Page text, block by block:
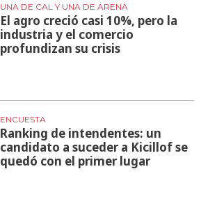
UNA DE CAL Y UNA DE ARENA
El agro creció casi 10%, pero la
industria y el comercio
profundizan su crisis
ENCUESTA
Ranking de intendentes: un
candidato a suceder a Kicillof se
quedó con el primer lugar